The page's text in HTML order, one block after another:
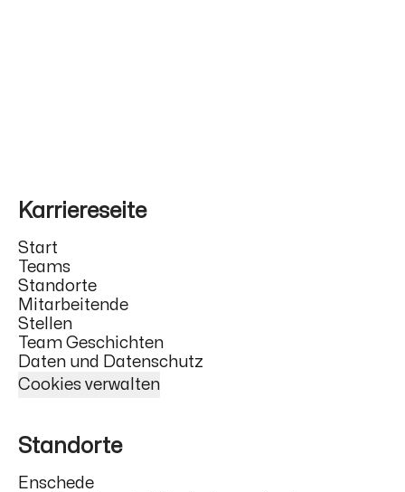
Karriereseite
Start
Teams
Standorte
Mitarbeitende
Stellen
Team Geschichten
Daten und Datenschutz
Cookies verwalten
Standorte
Enschede